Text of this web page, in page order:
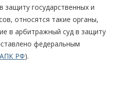
защиту государственных и
относятся такие органы,
в арбитражный суд в защиту
федеральным
РФ).